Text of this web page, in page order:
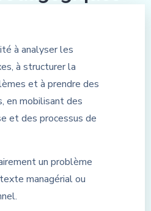
à analyser les
à structurer la
et à prendre des
en mobilisant des
et des processus de
un problème
managérial ou